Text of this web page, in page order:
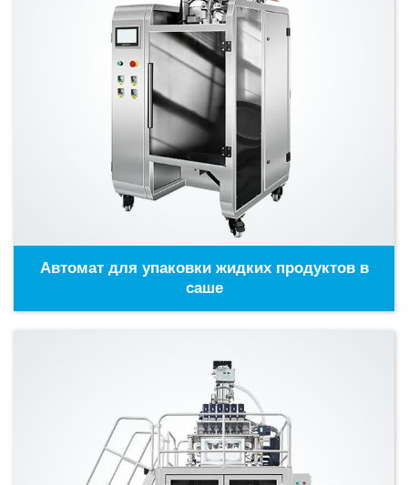
Автомат для упаковки жидких продуктов в
саше